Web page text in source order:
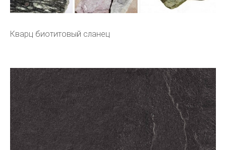
Кварц биотитовый сланец